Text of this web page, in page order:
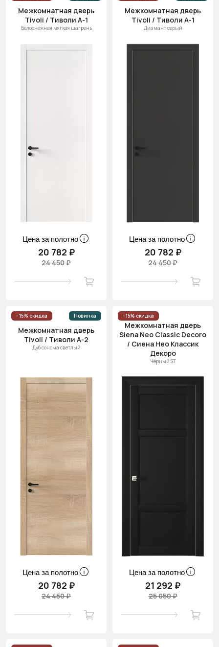
Межкомнатная дверь
Tivoli / Тиволи А-1
Белоснежная мягкая шагрень
Цена за полотно
20 782 ₽
24 450 ₽
Межкомнатная дверь
Tivoli / Тиволи А-1
Диамант серый
Цена за полотно
20 782 ₽
24 450 ₽
- 15% скидка Новинка
Межкомнатная дверь
Tivoli / Тиволи А-2
Дуб сонома светлый
Цена за полотно
20 782 ₽
24 450 ₽
- 15% скидка
Межкомнатная дверь
Siena Neo Classic Decoro
/ Сиена Нео Классик
Декоро
Чёрный ST
Цена за полотно
21 292 ₽
25 050 ₽